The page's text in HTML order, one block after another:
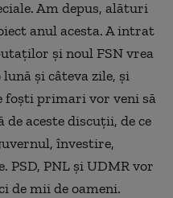
Am depus, alături
anul acesta. A intrat
şi noul FSN vrea
şi câteva zile, şi
foşti primari vor veni să
aceste discuţii, de ce
învestire,
PSD, PNL şi UDMR vor
de mii de oameni.